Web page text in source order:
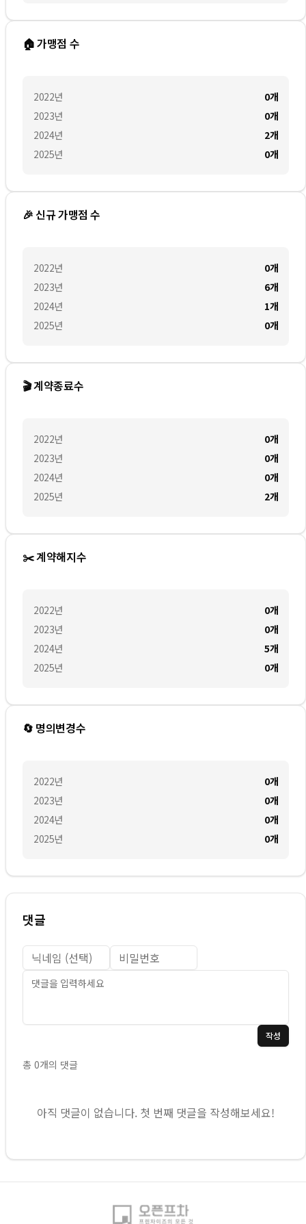
🏠 가맹점 수
2022년
2023년
2024년
2025년
0개
0개
2개
0개
🎉 신규 가맹점 수
2022년
2023년
2024년
2025년
0개
6개
1개
0개
🎬 계약종료수
2022년
2023년
2024년
2025년
0개
0개
0개
2개
✂️ 계약해지수
2022년
2023년
2024년
2025년
0개
0개
5개
0개
🔄 명의변경수
2022년
2023년
2024년
2025년
0개
0개
0개
0개
댓글
작성
총 0개의 댓글
아직 댓글이 없습니다. 첫 번째 댓글을 작성해보세요!